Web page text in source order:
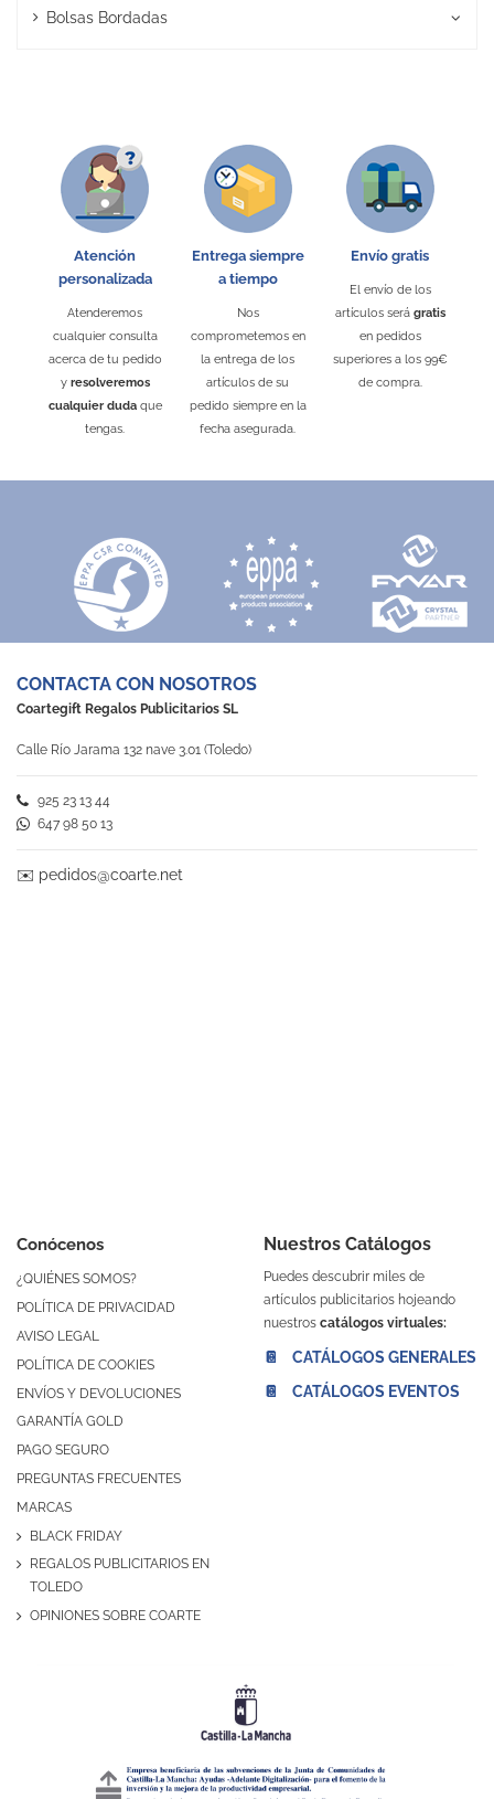
Bolsas Bordadas
Atención
personalizada
Atenderemos
cualquier consulta
acerca de tu pedido
y resolveremos
cualquier dudaque
tengas.
Entrega siempre
a tiempo
Nos
comprometemos en
la entrega de los
artículos de su
pedido siempre en la
fecha asegurada.
Envío gratis
El envío de los
artículos será gratis
en pedidos
superiores a los 99€
de compra.
Conócenos
¿QUIÉNES SOMOS?
POLÍTICA DE PRIVACIDAD
AVISO LEGAL
POLÍTICA DE COOKIES
ENVÍOS Y DEVOLUCIONES
GARANTÍA GOLD
PAGO SEGURO
PREGUNTAS FRECUENTES
MARCAS
BLACK FRIDAY
REGALOS PUBLICITARIOS EN
TOLEDO
OPINIONES SOBRE COARTE
Nuestros Catálogos
Puedes descubrir miles de
artículos publicitarios hojeando
nuestros catálogos virtuales:
📔 CATÁLOGOS GENERALES
📔 CATÁLOGOS EVENTOS
CONTACTA CON NOSOTROS
Coartegift Regalos Publicitarios SL
Calle Río Jarama 132 nave 3.01 (Toledo)
925 23 13 44
647 98 50 13
✉️ pedidos@coarte.net